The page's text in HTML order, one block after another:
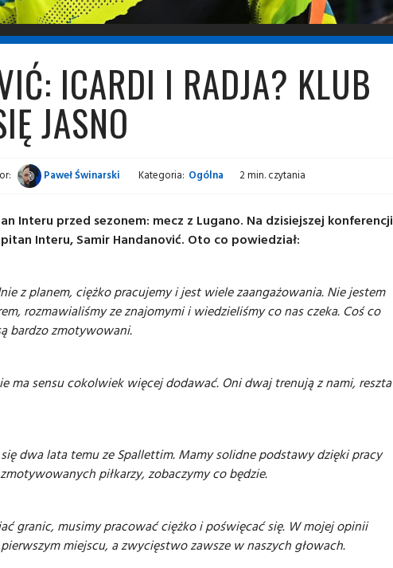
ICARDI I RADJA? KLUB
JASNO
Paweł Świnarski Kategoria: Ogólna 2 min. czytania
Interu przed sezonem: mecz z Lugano. Na dzisiejszej konferencji
Interu, Samir Handanović. Oto co powiedział:
z planem, ciężko pracujemy i jest wiele zaangażowania. Nie jestem
rozmawialiśmy ze znajomymi i wiedzieliśmy co nas czeka. Coś co
bardzo zmotywowani.
ma sensu cokolwiek więcej dodawać. Oni dwaj trenują z nami, reszta
się dwa lata temu ze Spallettim. Mamy solidne podstawy dzięki pracy
piłkarzy, zobaczymy co będzie.
granic, musimy pracować ciężko i poświęcać się. W mojej opinii
miejscu, a zwycięstwo zawsze w naszych głowach.